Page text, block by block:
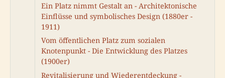
Ein Platz nimmt Gestalt an - Architektonische
Einflüsse und symbolisches Design (1880er -
1911)
Vom öffentlichen Platz zum sozialen
Knotenpunkt - Die Entwicklung des Platzes
(1900er)
Revitalisierung und Wiederentdeckung -